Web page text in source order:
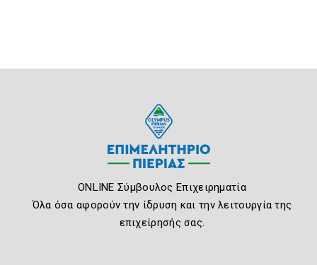
ONLINE Σύμβουλος Επιχειρηματία
Όλα όσα αφορούν την ίδρυση και την λειτουργία της
επιχείρησής σας.